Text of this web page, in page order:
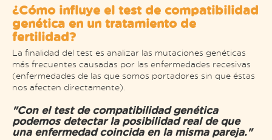
¿Cómo influye el test de compatibilidad
genética en un tratamiento de
fertilidad?
La finalidad del test es analizar las mutaciones genéticas
más frecuentes causadas por las enfermedades recesivas
(enfermedades de las que somos portadores sin que éstas
nos afecten directamente).
"Con el test de compatibilidad genética
podemos detectar la posibilidad real de que
una enfermedad coincida en la misma pareja."